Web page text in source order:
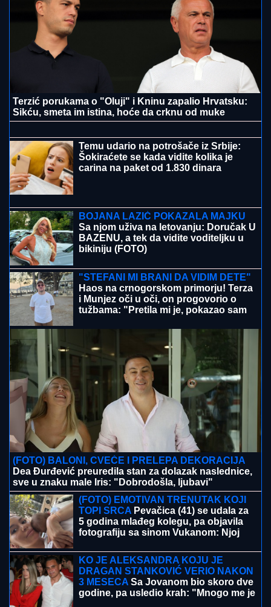
"NIKO ME NIJE ZVAO DA NASTUPAM U CRNOJ
GORI"Rada Manojlović progovorila o krizi na estradi i
nastupima: "Bolje biti prvi u selu nego poslednji u
gradu"
STIGLA PRINOVA U DOM MILICE
Pevačica puca od sreće,
usred koncerta saopštila vesti
MILICA TODOROVIĆ HITNO
ona se obratila: "Šta radite? Posle ja
da budem kriva"
Aneli spopao crnac! Bahanalije u Dubrovniku -
Zaskočio je na svojoj momačkoj večeri
"BABA VANGA JE REKLA DA ĆE
ŽIVETI DO 86. GODINE, NEŠTO SE
DESILO..."
Suzana Jovanović otvorila
dušu o odlasku Saše Popovića i
otkrila da li se vraća na estradu: "Na
kraju nije imao ništa"
RAZBIJENA BANDA UULCINjU: Sa
specijalnim uređajem otimali novac i
stvari turistima na Velikoj plaži
Terzić porukama o "Oluji" i Kninu zapalio Hrvatsku:
Sikću, smeta im istina, hoće da crknu od muke
"Bio je kao presečen napola, telo ste